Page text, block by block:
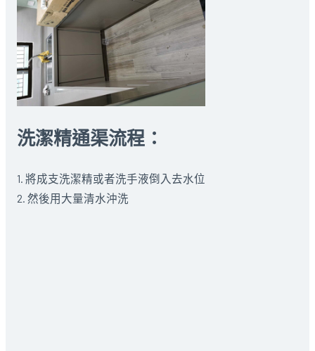
洗潔精通渠流程：
1. 將成支洗潔精或者洗手液倒入去水位
2. 然後用大量清水沖洗